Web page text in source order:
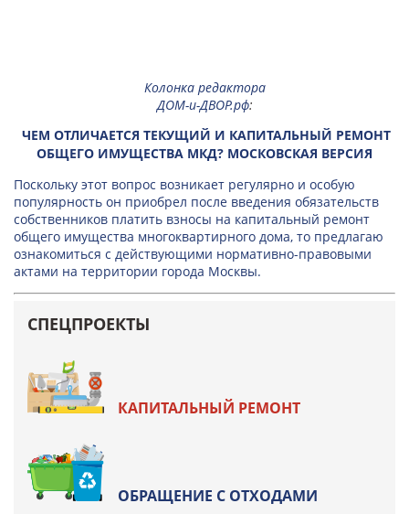
Колонка редактора
ДОМ-и-ДВОР.рф:
ЧЕМ ОТЛИЧАЕТСЯ ТЕКУЩИЙ И КАПИТАЛЬНЫЙ РЕМОНТ
ОБЩЕГО ИМУЩЕСТВА МКД? МОСКОВСКАЯ ВЕРСИЯ
Поскольку этот вопрос возникает регулярно и особую
популярность он приобрел после введения обязательств
собственников платить взносы на капитальный ремонт
общего имущества многоквартирного дома, то предлагаю
ознакомиться с действующими нормативно-правовыми
актами на территории города Москвы.
СПЕЦПРОЕКТЫ
КАПИТАЛЬНЫЙ РЕМОНТ
ОБРАЩЕНИЕ С ОТХОДАМИ